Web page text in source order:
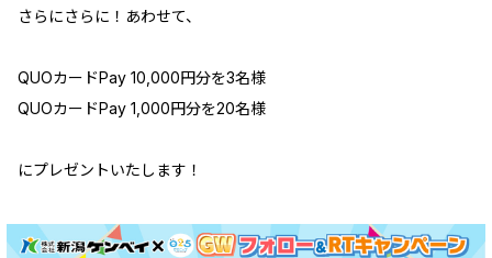
さらにさらに！あわせて、
QUOカードPay 10,000円分を3名様
QUOカードPay 1,000円分を20名様
にプレゼントいたします！